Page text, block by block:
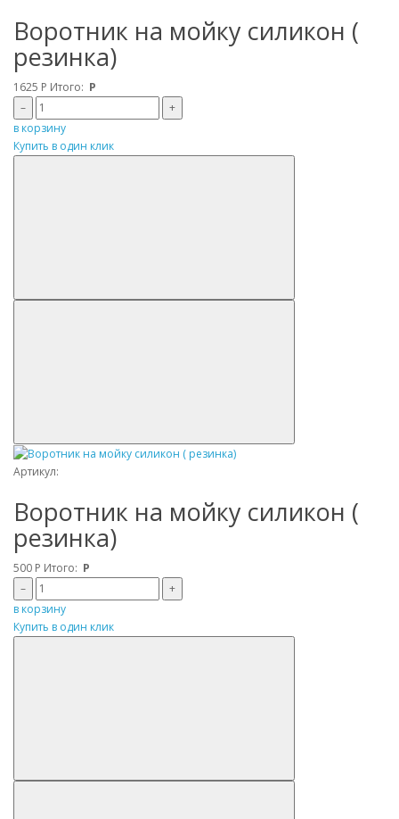
Воротник на мойку силикон (
резинка)
1625 Р Итого: Р
–
+
в корзину
Купить в один клик
Артикул:
Воротник на мойку силикон (
резинка)
500 Р Итого: Р
–
+
в корзину
Купить в один клик